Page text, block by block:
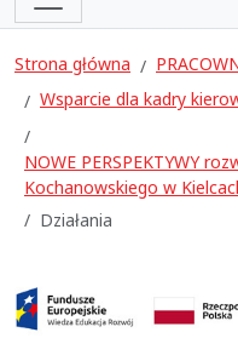
Strona główna
Wsparcie dla kadry
NOWE PERSPEKTYWY
Kochanowskiego w
Działania